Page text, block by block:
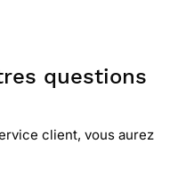
questions
client, vous aurez